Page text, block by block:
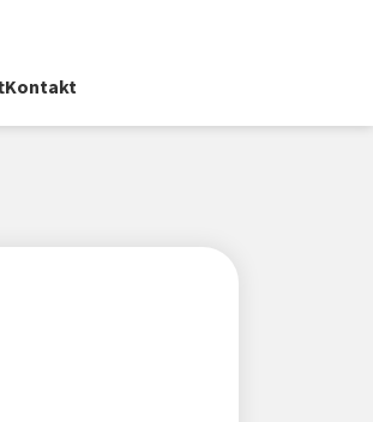
Kontakt